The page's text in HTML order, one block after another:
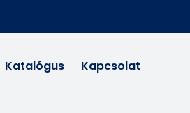
Katalógus Kapcsolat